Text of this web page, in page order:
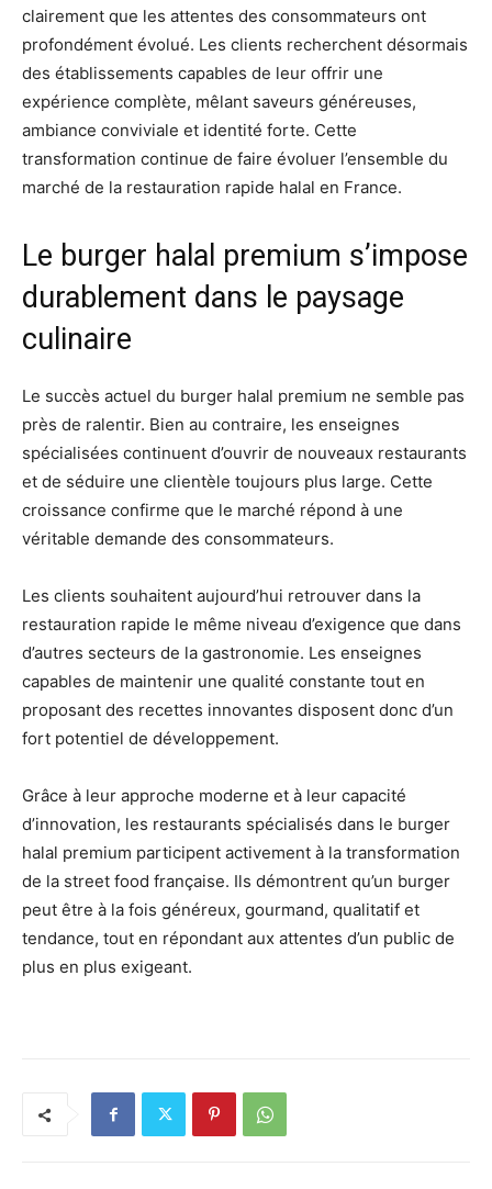
clairement que les attentes des consommateurs ont
profondément évolué. Les clients recherchent désormais
des établissements capables de leur offrir une
expérience complète, mêlant saveurs généreuses,
ambiance conviviale et identité forte. Cette
transformation continue de faire évoluer l’ensemble du
marché de la restauration rapide halal en France.
Le burger halal premium s’impose
durablement dans le paysage
culinaire
Le succès actuel du burger halal premium ne semble pas
près de ralentir. Bien au contraire, les enseignes
spécialisées continuent d’ouvrir de nouveaux restaurants
et de séduire une clientèle toujours plus large. Cette
croissance confirme que le marché répond à une
véritable demande des consommateurs.
Les clients souhaitent aujourd’hui retrouver dans la
restauration rapide le même niveau d’exigence que dans
d’autres secteurs de la gastronomie. Les enseignes
capables de maintenir une qualité constante tout en
proposant des recettes innovantes disposent donc d’un
fort potentiel de développement.
Grâce à leur approche moderne et à leur capacité
d’innovation, les restaurants spécialisés dans le burger
halal premium participent activement à la transformation
de la street food française. Ils démontrent qu’un burger
peut être à la fois généreux, gourmand, qualitatif et
tendance, tout en répondant aux attentes d’un public de
plus en plus exigeant.